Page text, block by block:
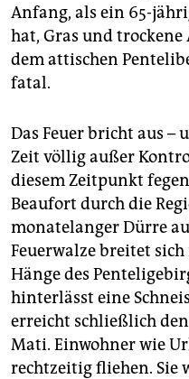
Anfang, als ein 65-
hat, Gras und trockene
dem attischen
fatal.
Das Feuer bricht aus –
Zeit völlig außer
diesem Zeitpunkt
Beaufort durch die
monatelanger Dürre
Feuerwalze breitet
Hänge des
hinterlässt eine
erreicht schließlich
Mati. Einwohner wie
rechtzeitig fliehen. Sie